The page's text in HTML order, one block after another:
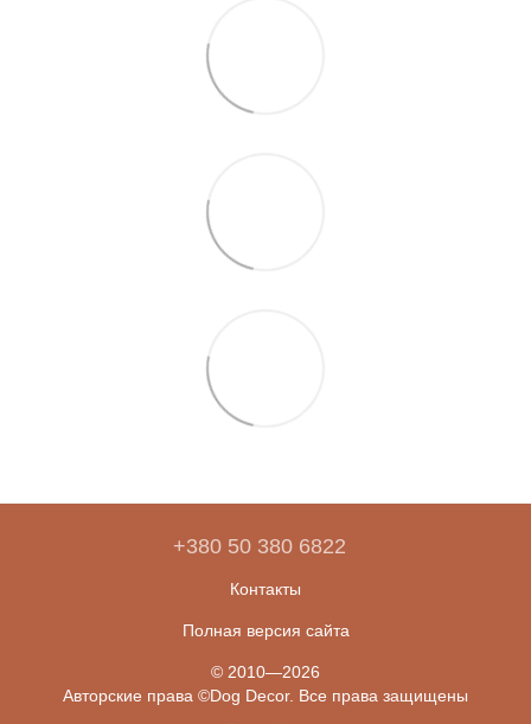
+380 50 380 6822
Контакты
Полная версия сайта
© 2010—2026
Авторские права ©Dog Decor. Все права защищены